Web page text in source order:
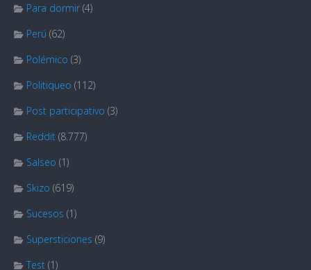
Para dormir (4)
Perú (62)
Polémico (3)
Politiqueo (112)
Post participativo (3)
Reddit (8.777)
Salseo (1)
Skizo (619)
Sucesos (1)
Supersticiones (9)
Test (1)